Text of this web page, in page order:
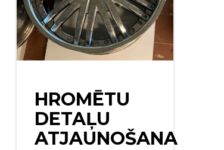
HROMĒTU
DETAĻU
ATJAUNOŠANA